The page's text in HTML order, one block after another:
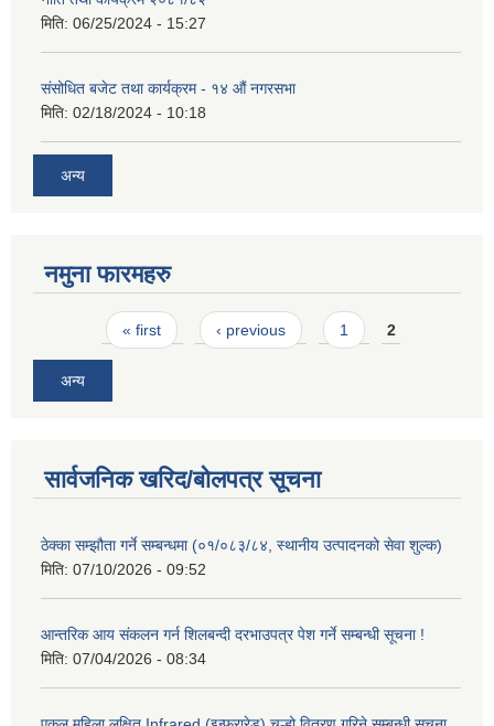
मिति: 06/25/2024 - 15:27
संसोधित बजेट तथा कार्यक्रम - १४ औं नगरसभा
मिति: 02/18/2024 - 10:18
अन्य
नमुना फारमहरु
Pages« first ‹ previous 1 2
अन्य
सार्वजनिक खरिद/बोलपत्र सूचना
ठेक्का सम्झौता गर्ने सम्बन्धमा (०१/०८३/८४, स्थानीय उत्पादनको सेवा शुल्क)
मिति: 07/10/2026 - 09:52
आन्तरिक आय संकलन गर्न शिलबन्दी दरभाउपत्र पेश गर्ने सम्बन्धी सूचना !
मिति: 07/04/2026 - 08:34